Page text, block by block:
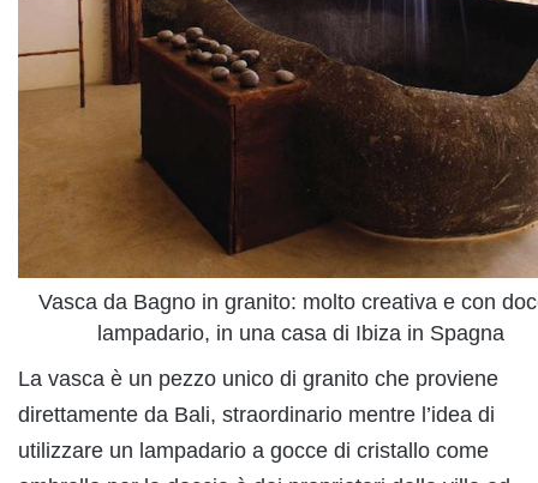
Vasca da Bagno in granito: molto creativa e con
lampadario, in una casa di Ibiza in Spagna
La vasca è un pezzo unico di granito che proviene
direttamente da Bali, straordinario mentre l’idea di
utilizzare un lampadario a gocce di cristallo come